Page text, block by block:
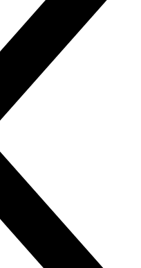
moment
bez benzínu
viac
moment
bez benzínu
viac
moment
bez benzínu
viac